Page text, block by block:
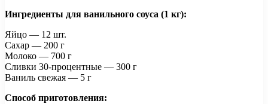
Ингредиенты для ванильного соуса (1 кг):
Яйцо — 12 шт.
Сахар — 200 г
Молоко — 700 г
Сливки 30-процентные — 300 г
Ваниль свежая — 5 г
Способ приготовления: